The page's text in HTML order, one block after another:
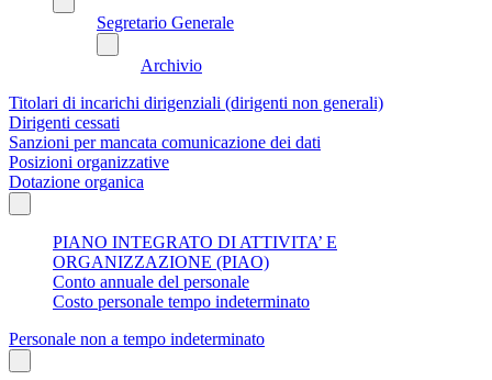
Segretario Generale
Archivio
Titolari di incarichi dirigenziali (dirigenti non generali)
Dirigenti cessati
Sanzioni per mancata comunicazione dei dati
Posizioni organizzative
Dotazione organica
PIANO INTEGRATO DI ATTIVITA’ E
ORGANIZZAZIONE (PIAO)
Conto annuale del personale
Costo personale tempo indeterminato
Personale non a tempo indeterminato